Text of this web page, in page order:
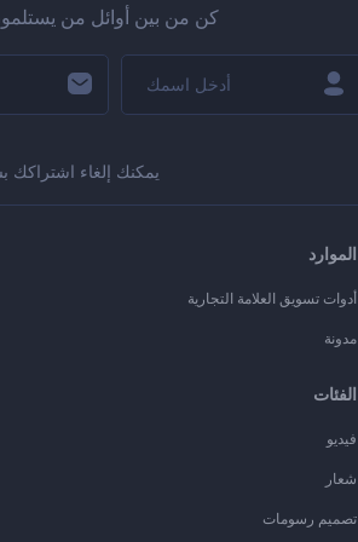
كن من بين أوائل من
يمكنك إلغاء
الموارد
أدوات تسويق العلامة التجارية
مدونة
الفئات
فيديو
شعار
تصميم رسومات